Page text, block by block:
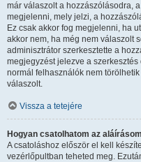
már válaszolt a hozzászólásodra,
megjelenni, mely jelzi, a
Ez csak akkor fog megjelenni, ha
akkor nem, ha még nem válaszolt
adminisztrátor szerkesztette a
megjegyzést jelezve a
normál felhasználók nem
válaszolt.
Vissza a tetejére
Hogyan csatolhatom az
A csatoláshoz először el kell
vezérlőpultban teheted meg.